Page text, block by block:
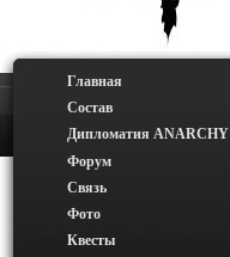
Главная
Состав
Дипломатия ANARCHY
Форум
Связь
Фото
Квесты